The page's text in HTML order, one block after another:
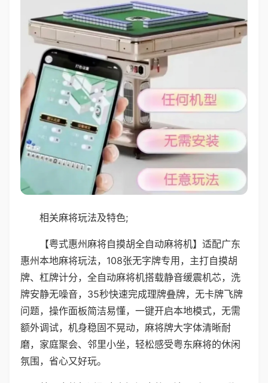
相关麻将玩法及特色;
【粤式惠州麻将自摸胡全自动麻将机】适配广东
惠州本地麻将玩法，108张无字牌专用，主打自摸胡
牌、杠牌计分，全自动麻将机搭载静音缓震机芯，洗
牌安静无噪音，35秒快速完成理牌叠牌，无卡牌飞牌
问题，操作面板简洁易懂，一键开启本地模式，无需
额外调试，机身稳固不晃动，麻将牌大字体清晰耐
磨，家庭聚会、邻里小坐，轻松感受粤东麻将的休闲
氛围，省心又好玩。